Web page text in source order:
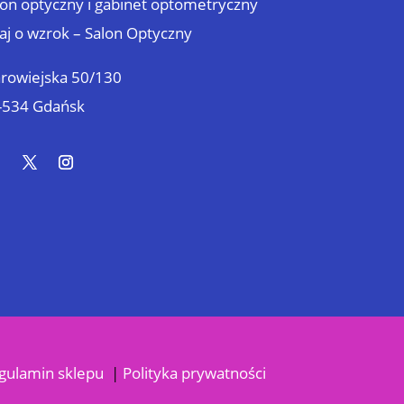
optyczny i gabinet optometryczny
o wzrok – Salon Optyczny
50/130
Gdańsk
sklepu | Polityka prywatności